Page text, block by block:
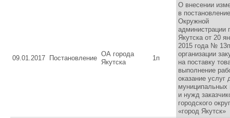
09.01.2017 Постановление
ОА города
Якутска
1п
О внесении
в постановление
Окружной
администрации
Якутска от 20
2015 года №
организации
на поставку
выполнение
оказание услуг
муниципальных
и нужд
городского
«город Якутск»